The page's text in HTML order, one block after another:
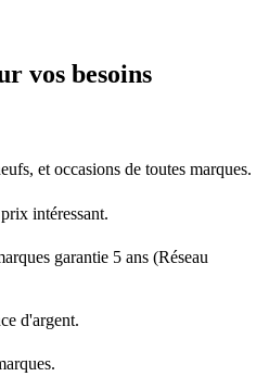
vos besoins
et occasions de toutes marques.
intéressant.
garantie 5 ans (Réseau
d'argent.